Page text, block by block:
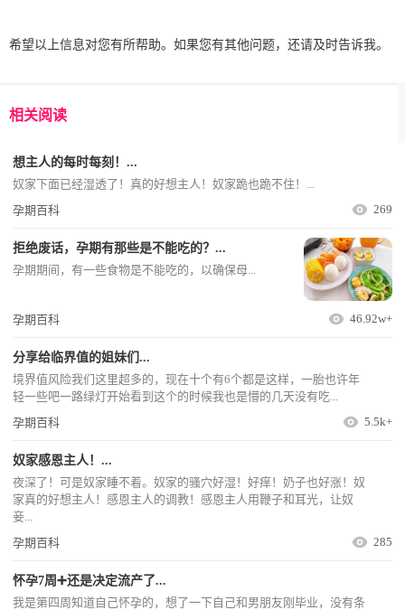
希望以上信息对您有所帮助。如果您有其他问题，还请及时告诉我。
相关阅读
想主人的每时每刻！...
奴家下面已经湿透了！真的好想主人！奴家跪也跪不住！...
孕期百科
269
拒绝废话，孕期有那些是不能吃的？...
孕期期间，有一些食物是不能吃的，以确保母...
孕期百科 46.92w+
分享给临界值的姐妹们...
境界值风险我们这里超多的，现在十个有6个都是这样，一胎也许年
轻一些吧一路绿灯开始看到这个的时候我也是懵的几天没有吃...
孕期百科
5.5k+
奴家感恩主人！...
夜深了！可是奴家睡不着。奴家的骚穴好湿！好痒！奶子也好涨！奴
家真的好想主人！感恩主人的调教！感恩主人用鞭子和耳光，让奴
妾...
孕期百科
285
怀孕7周➕还是决定流产了...
我是第四周知道自己怀孕的，想了一下自己和男朋友刚毕业，没有条